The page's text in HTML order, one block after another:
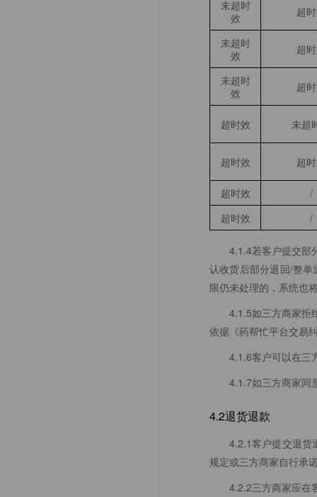
未超时
效
超
未超时
效
超
未超时
效
超
超时效 未超
超时效 超
超时效
/
超时效
/
4.1.4若客户提交部
认收货后部分退回/整
限仍未处理的，系统也
4.1.5如三方商家拒
依据《药帮忙平台交易
4.1.6客户可以在三
4.1.7如三方商家同
4.2退货退款
4.2.1客户提交退货
规定或三方商家自行承
4.2.2三方商家应在